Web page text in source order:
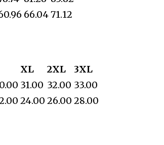
66.0471.12
XL 2XL
3XL
31.00 32.00 33.00
24.00 26.00 28.00